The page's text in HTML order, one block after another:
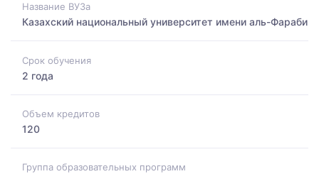
Название ВУЗа
Казахский национальный университет имени аль-Фараби
Срок обучения
2 года
Объем кредитов
120
Группа образовательных программ